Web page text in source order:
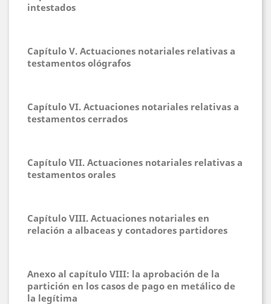
intestados
Capítulo V. Actuaciones notariales relativas a
testamentos ológrafos
Capítulo VI. Actuaciones notariales relativas a
testamentos cerrados
Capítulo VII. Actuaciones notariales relativas a
testamentos orales
Capítulo VIII. Actuaciones notariales en
relación a albaceas y contadores partidores
Anexo al capítulo VIII: la aprobación de la
partición en los casos de pago en metálico de
la legítima